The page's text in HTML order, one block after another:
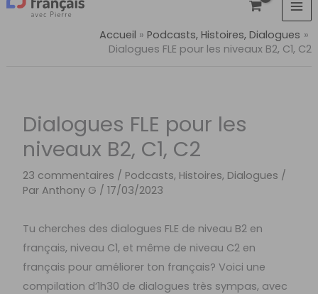
Accueil
Podcasts, Histoires, Dialogues
Dialogues FLE pour les niveaux B2, C1, C2
Dialogues FLE pour les
niveaux B2, C1, C2
23 commentaires / Podcasts, Histoires, Dialogues /
Par Anthony G /17/03/2023
Tu cherches des dialogues FLE de niveau B2 en
français, niveau C1, et même de niveau C2 en
français pour améliorer ton français? Voici une
compilation d’1h30 de dialogues très sympas, avec